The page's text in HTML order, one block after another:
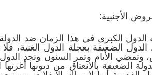
الأجنبية:
الكبرى في هذا الزمان ضد
الضعيفة بعجلة الدول الغنية،
الأيام وتمر السنون وتجد
الضعيفة بالانعتاق من ديونها